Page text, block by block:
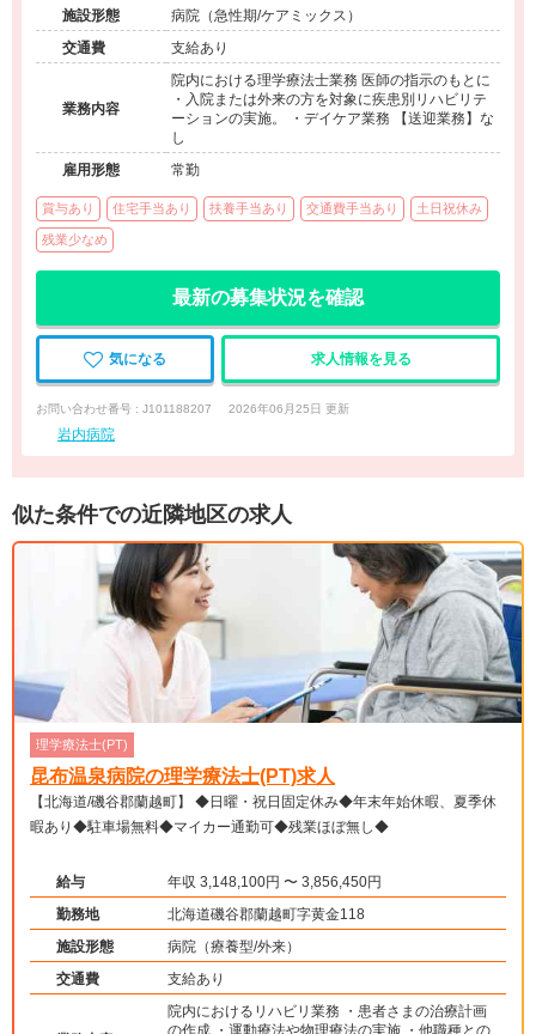
施設形態
病院（急性期/ケアミックス）
交通費
支給あり
業務内容
院内における理学療法士業務 医師の指示のもとに
・入院または外来の方を対象に疾患別リハビリテ
ーションの実施。 ・デイケア業務 【送迎業務】な
し
雇用形態
常勤
賞与あり 住宅手当あり 扶養手当あり 交通費手当あり 土日祝休み
残業少なめ
最新の募集状況を確認
気になる 求人情報を見る
お問い合わせ番号 : J101188207 2026年06月25日 更新
岩内病院
似た条件での近隣地区の求人
理学療法士(PT)
昆布温泉病院の理学療法士(PT)求人
【北海道/磯谷郡蘭越町】 ◆日曜・祝日固定休み◆年末年始休暇、夏季休
暇あり◆駐車場無料◆マイカー通勤可◆残業ほぼ無し◆
給与
年収 3,148,100円 〜 3,856,450円
勤務地
北海道磯谷郡蘭越町字黄金118
施設形態
病院（療養型/外来）
交通費
支給あり
院内におけるリハビリ業務 ・患者さまの治療計画